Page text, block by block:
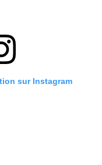
sur Instagram